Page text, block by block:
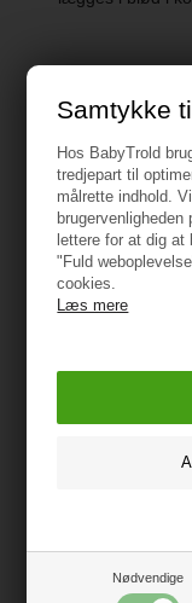
Samtykke
Hos BabyTrold
tredjepart til
målrette indhold.
lettere for at dig at
"Fuld
cookies.
Læs mere
Nødvendige
Type: Regnslag
Materiale:
Farve: Sort
ikke regnslaget
ved vask af
Oprindelsesland: